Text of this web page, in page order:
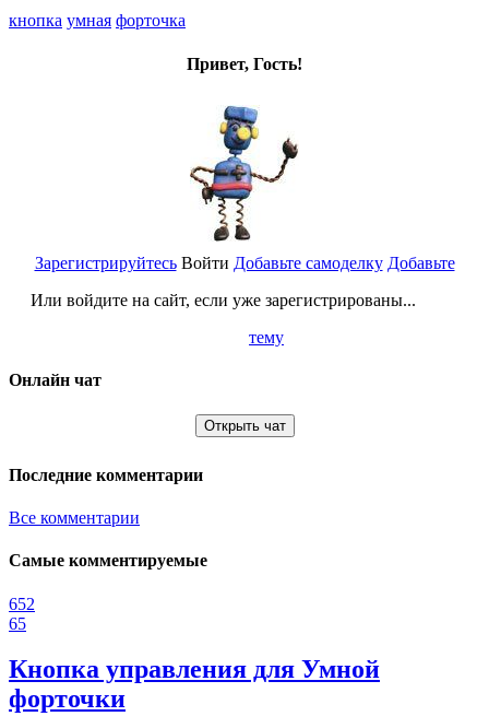
кнопка умная форточка
Привет, Гость!
Зарегистрируйтесь
Или войдите на сайт, если уже зарегистрированы...
Войти Добавьте самоделку Добавьте
тему
Онлайн чат
Открыть чат
Последние комментарии
Все комментарии
Самые комментируемые
652
65
Кнопка управления для Умной
форточки